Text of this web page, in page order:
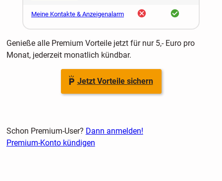
Meine Kontakte & Anzeigenalarm nein ja
Genieße alle Premium Vorteile jetzt für nur 5,- Euro pro
Monat, jederzeit monatlich kündbar.
Jetzt Vorteile sichern
Schon Premium-User? Dann anmelden!
Premium-Konto kündigen